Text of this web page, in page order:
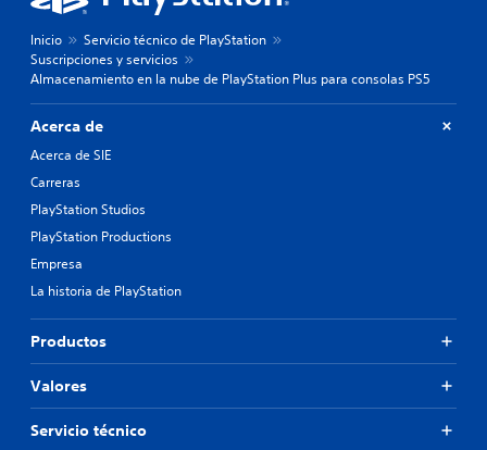
Inicio
Servicio técnico de PlayStation
Suscripciones y servicios
Almacenamiento en la nube de PlayStation Plus para consolas PS5
Acerca de
Acerca de SIE
Carreras
PlayStation Studios
PlayStation Productions
Empresa
La historia de PlayStation
Productos
Valores
Servicio técnico